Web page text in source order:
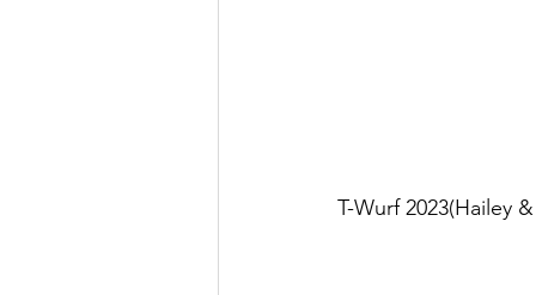
T-Wurf 2023(Hailey